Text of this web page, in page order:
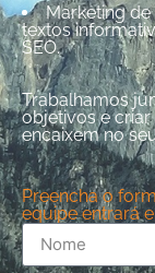
Marketing
textos
SEO.
Trabalhamos
objetivos e criar
encaixem no
Preencha o
equipe entrará